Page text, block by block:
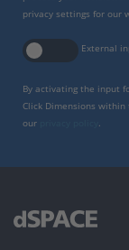
privacy settings for our
External
By activating the input
Click Dimensions within
our